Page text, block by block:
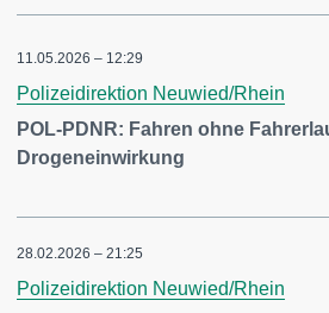
11.05.2026 – 12:29
Polizeidirektion Neuwied/Rhein
POL-PDNR: Fahren ohne
Drogeneinwirkung
28.02.2026 – 21:25
Polizeidirektion Neuwied/Rhein